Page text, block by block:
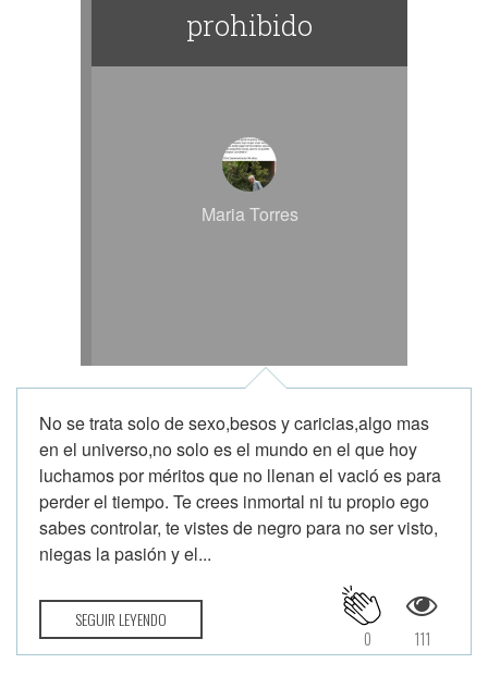
prohibido
Maria Torres
No se trata solo de sexo,besos y caricias,algo mas
en el universo,no solo es el mundo en el que hoy
luchamos por méritos que no llenan el vació es para
perder el tiempo. Te crees inmortal ni tu propio ego
sabes controlar, te vistes de negro para no ser visto,
niegas la pasión y el...
SEGUIR LEYENDO
111
0